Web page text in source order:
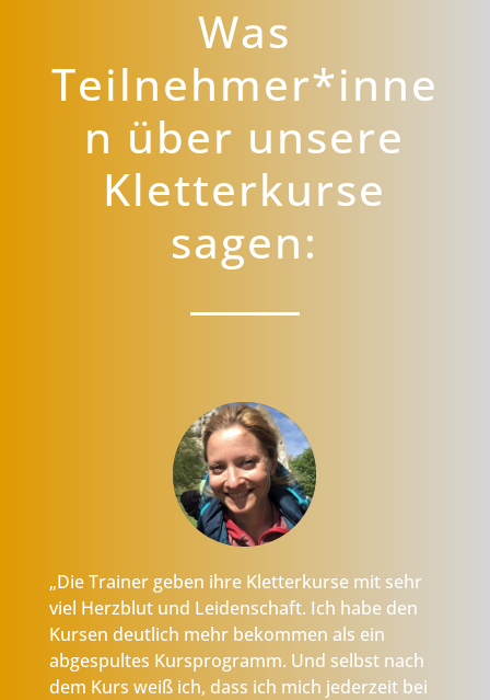
Was
Teilnehmer*inne
n über unsere
Kletterkurse
sagen:
„Die Trainer geben ihre Kletterkursemit sehr
viel Herzblut und Leidenschaft. Ich habe den
Kursen deutlich mehr bekommen als ein
abgespultes Kursprogramm. Und selbst nach
dem Kurs weiß ich, dass ich mich jederzeit bei